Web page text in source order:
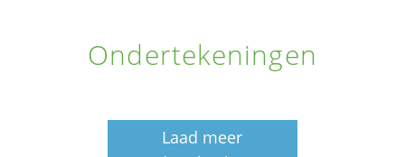
Ondertekeningen
Laad meer